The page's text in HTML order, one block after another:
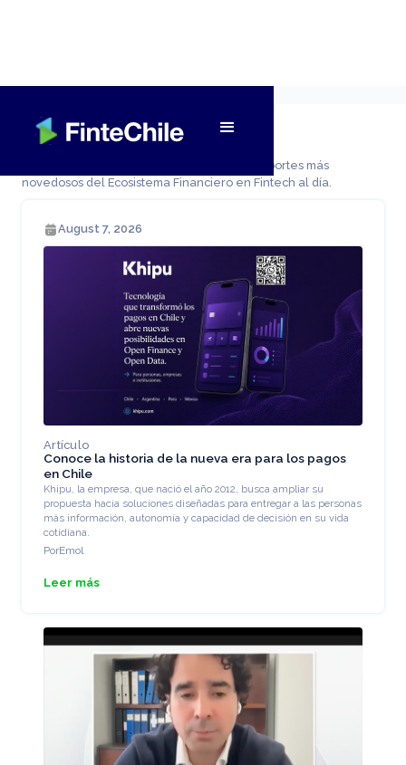
Fintech al día
Revisa las noticias, artículos, normativas y reportes más
novedosos del Ecosistema Financiero en Fintech al día.
August 7, 2026
Artículo
Conoce la historia de la nueva era para los pagos
en Chile
Khipu, la empresa, que nació el año 2012, busca ampliar su
propuesta hacia soluciones diseñadas para entregar a las personas
más información, autonomía y capacidad de decisión en su vida
cotidiana.
PorEmol
Leer más